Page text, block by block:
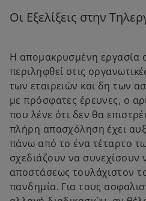
Οι Εξελίξεις στην
Η απομακρυσμένη εργασία
περιληφθεί στις
των εταιρειών και δη των
με πρόσφατες έρευνες, ο
που λένε ότι δεν θα
πλήρη απασχόληση έχει
πάνω από το ένα τέταρτο
σχεδιάζουν να συνεχίσουν
αποστάσεως τουλάχιστον
πανδημία. Για τους